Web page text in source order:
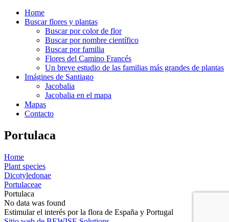
Home
Buscar flores y plantas
Buscar por color de flor
Buscar por nombre científico
Buscar por familia
Flores del Camino Francés
Un breve estudio de las familias más grandes de plantas
Imágines de Santiago
Jacobalia
Jacobalia en el mapa
Mapas
Contacto
Portulaca
Home
Plant species
Dicotyledonae
Portulaceae
Portulaca
No data was found
Estimular el interés por la flora de España y Portugal